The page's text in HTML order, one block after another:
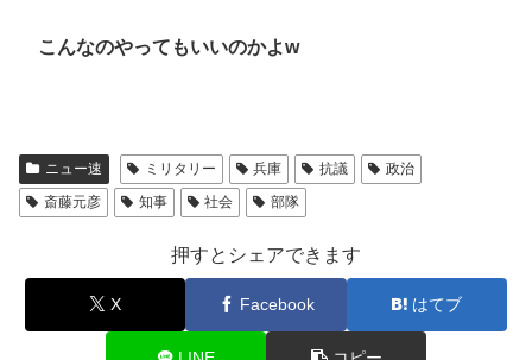
こんなのやってもいいのかよw
ニュー速 ミリタリー 兵庫 抗議
政治
斎藤元彦
知事 社会 部隊
押すとシェアできます
X Facebook はてブ